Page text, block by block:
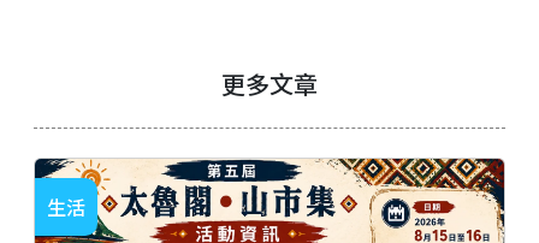
更多文章
生活